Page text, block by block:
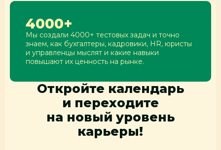
4000+
Мы создали 4000+ тестовых задач и точно
знаем, как бухгалтеры, кадровики, HR, юристы
и управленцы мыслят и какие навыки
повышают их ценность на рынке.
Откройте календарь
и переходите
на новый уровень
карьеры!
© ООО «Актион-Диджитал»,
2026 г. Все права защищены
(ст. 437 ГК РФ)